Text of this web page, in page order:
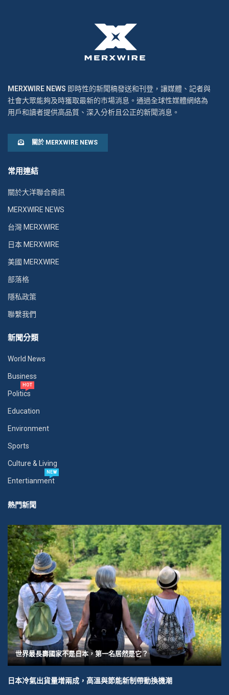
MERXWIRE NEWS 即時性的新聞稿發送和刊登，讓媒體、記者與
社會大眾能夠及時獲取最新的市場消息。通過全球性媒體網絡為
用戶和讀者提供高品質、深入分析且公正的新聞消息。
關於 MERXWIRE NEWS
常用連結
關於大洋聯合商訊
MERXWIRE NEWS
台灣 MERXWIRE
日本 MERXWIRE
美國 MERXWIRE
部落格
隱私政策
聯繫我們
新聞分類
World News
Business
Politics
HOT
Education
Environment
Sports
Culture & Living
Entertianment
NEW
熱門新聞
世界最長壽國家不是日本，第一名居然是它？
日本冷氣出貨量增兩成，高溫與節能新制帶動換機潮